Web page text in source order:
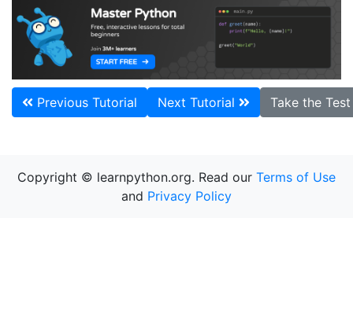
Previous Tutorial Next Tutorial Take the
Copyright © learnpython.org. Read our Terms of Use
and Privacy Policy